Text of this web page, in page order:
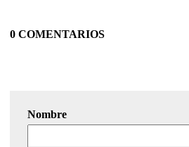
0 COMENTARIOS
Nombre